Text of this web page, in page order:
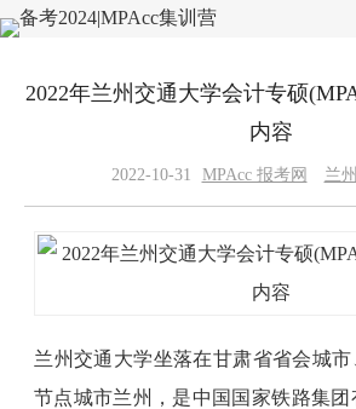
2022年兰州交通大学会计专硕
内容
2022-10-31 MPAcc 报考网 兰
兰州交通大学坐落在甘肃省省会城
节点城市兰州，是中国国家铁路集